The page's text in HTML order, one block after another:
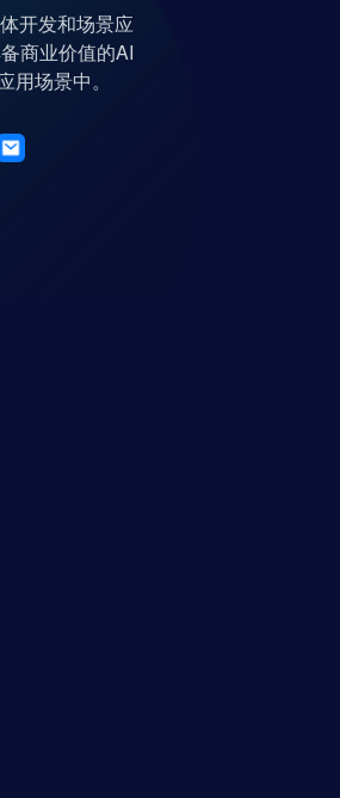
开发和场景应
商业价值的AI
用场景中。